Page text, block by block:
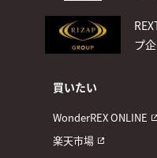
プ企
買いたい
WonderREX ONLINE
楽天市場